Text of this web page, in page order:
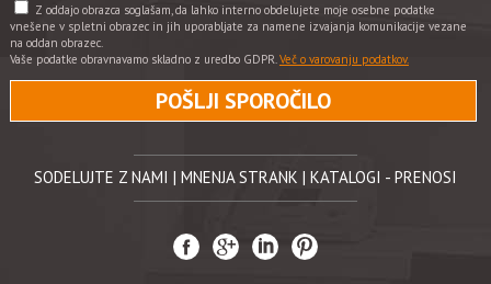
Z oddajo obrazca soglašam, da lahko interno obdelujete moje osebne podatke
vnešene v spletni obrazec in jih uporabljate za namene izvajanja komunikacije vezane
na oddan obrazec.
Vaše podatke obravnavamo skladno z uredbo GDPR. Več o varovanju podatkov.
SODELUJTE Z NAMI | MNENJA STRANK | KATALOGI - PRENOSI